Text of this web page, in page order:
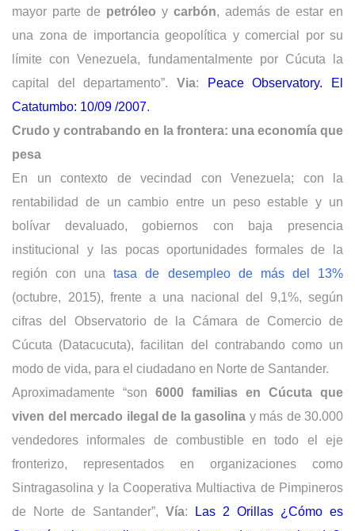
mayor parte de petróleo y carbón, además de estar en
una zona de importancia geopolítica y comercial por su
límite con Venezuela, fundamentalmente por Cúcuta la
capital del departamento”. Via:
Peace Observatory. El
Catatumbo: 10/09 /2007.
Crudo y contrabando en la frontera: una economía que
pesa
En un contexto de vecindad con Venezuela; con la
rentabilidad de un cambio entre un peso estable y un
bolívar devaluado, gobiernos con baja presencia
institucional y las pocas oportunidades formales de la
región con unatasa de desempleo de más del 13%
(octubre, 2015), frente a una nacional del 9,1%, según
cifras del Observatorio de la Cámara de Comercio de
Cúcuta (Datacucuta), facilitan del contrabando como un
modo de vida, para el ciudadano en Norte de Santander.
Aproximadamente “son 6000 familias en Cúcuta que
viven del mercado ilegal de la gasolina y más de 30.000
vendedores informales de combustible en todo el eje
fronterizo, representados en organizaciones como
Sintragasolina y la Cooperativa Multiactiva de Pimpineros
de Norte de Santander”, Vía:
Las 2 Orillas ¿Cómo es